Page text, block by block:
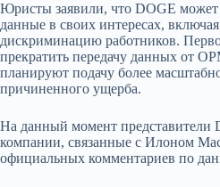
Юристы заявили, что DOGE может
данные в своих интересах,
дискриминацию работников.
прекратить передачу данных от
планируют подачу более
причиненного ущерба.
На данный момент представители
компании, связанные с Илоном
официальных комментариев по